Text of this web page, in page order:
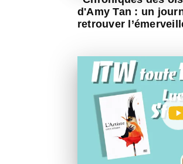
d'Amy Tan : un
retrouver